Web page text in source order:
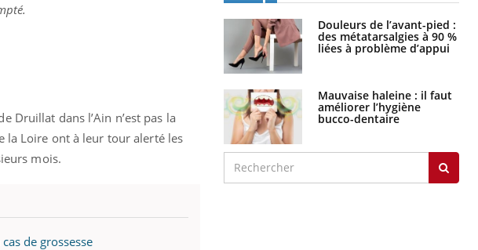
Druillat dans l’Ain n’est pas la
la Loire ont à leur tour alerté les
mois.
de grossesse
Douleurs de l’avant-pied :
des métatarsalgies à 90 %
liées à problème d’appui
Mauvaise haleine : il faut
améliorer l’hygiène
bucco-dentaire